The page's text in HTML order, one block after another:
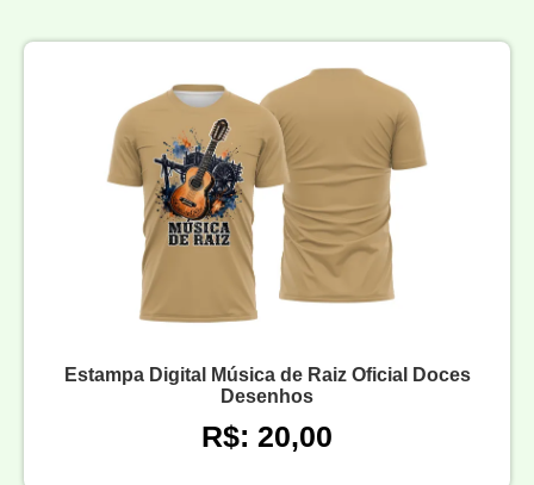
Estampa Digital Música de Raiz Oficial Doces
Desenhos
R$: 20,00